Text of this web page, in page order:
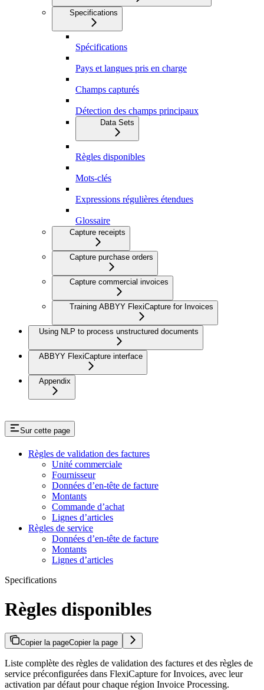
Specifications
Spécifications
Pays et langues pris en charge
Champs capturés
Détection des champs principaux
Data Sets
Règles disponibles
Mots-clés
Expressions régulières étendues
Glossaire
Capture receipts
Capture purchase orders
Capture commercial invoices
Training ABBYY FlexiCapture for Invoices
Using NLP to process unstructured documents
ABBYY FlexiCapture interface
Appendix
Sur cette page
Règles de validation des factures
Unité commerciale
Fournisseur
Données d’en-tête de facture
Montants
Commande d’achat
Lignes d’articles
Règles de service
Données d’en-tête de facture
Montants
Lignes d’articles
Specifications
Règles disponibles
Copier la pageCopier la page
Liste complète des règles de validation des factures et des règles de
service préconfigurées dans FlexiCapture for Invoices, avec leur
activation par défaut pour chaque région Invoice Processing.